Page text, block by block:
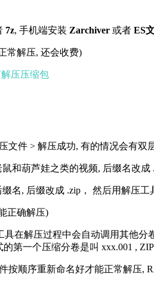
7z, 手机端安装 Zarchiver 或者 ES
常解压, 还会收费)
压压缩包
文件 > 解压成功, 有的情况会有双
和葫芦娃之类的视频, 后缀名改成
名, 后缀改成 .zip， 然后用解压
正确解压)
在解压过程中会自动调用其他
第一个压缩分卷是叫 xxx.001 ,
顺序重新命名好才能正常解压,